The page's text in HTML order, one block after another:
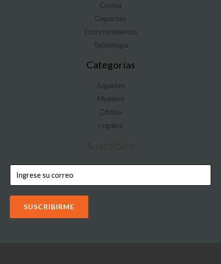
Cocina
Deportes
Entretenimiento
Tecnología
Categorías
Juguetes
Muebles
Oficina
regalos
SUSCRIBIRME